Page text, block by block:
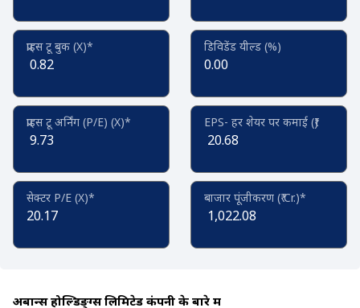
प्राइस टू बुक (X)*
0.82
डिविडेंड यील्ड (%)
0.00
प्राइस टू अर्निंग (P/E) (X)*
9.73
EPS- हर शेयर पर कमाई (₹)
20.68
सेक्टर P/E (X)*
20.17
बाजार पूंजीकरण (₹ Cr.)*
1,022.08
अबान्स होल्डिङ्ग्स लिमिटेड कंपनी के बारे में